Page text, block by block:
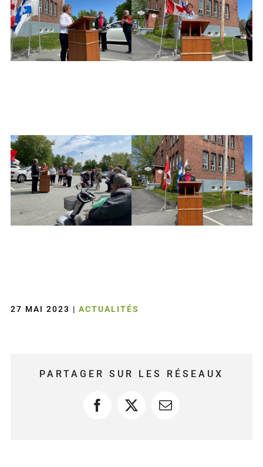
27 MAI 2023 | ACTUALITÉS
PARTAGER SUR LES RÉSEAUX
Facebook
X Courriel